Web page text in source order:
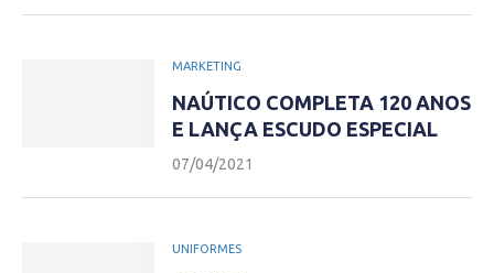
MARKETING
NAÚTICO COMPLETA 120 ANOS
E LANÇA ESCUDO ESPECIAL
07/04/2021
UNIFORMES